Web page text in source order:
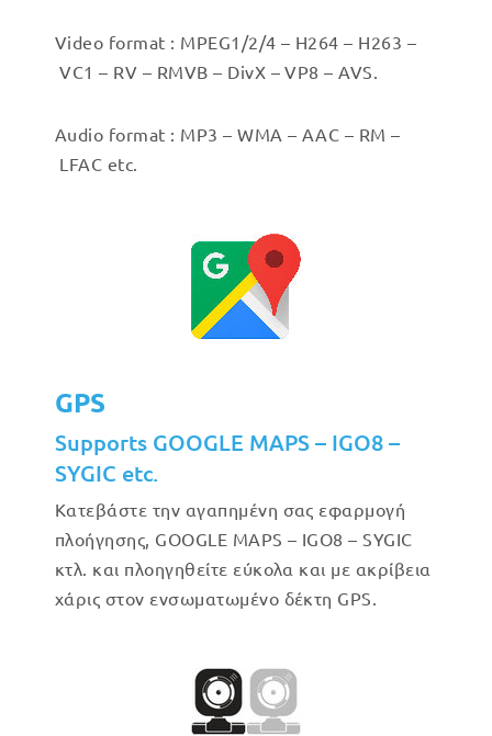
Video format : MPEG1/2/4 – H264 – H263 –
VC1 – RV – RMVB – DivX – VP8 – AVS.
Audio format : MP3 – WMA – AAC – RM –
LFAC etc.
GPS
Supports GOOGLE MAPS – IGO8 –
SYGIC etc.
Κατεβάστε την αγαπημένη σας εφαρμογή
πλοήγησης, GOOGLE MAPS – IGO8 – SYGIC
κτλ. και πλοηγηθείτε εύκολα και με ακρίβεια
χάρις στον ενσωματωμένο δέκτη GPS.